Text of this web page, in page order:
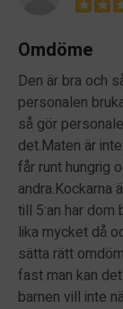
Omdöme
Den är bra och
personalen
så gör
det.Maten är
får runt hungrig
andra.Kockarna
till 5:an har dom
lika mycket då
sätta rätt
fast man kan
barnen vill inte